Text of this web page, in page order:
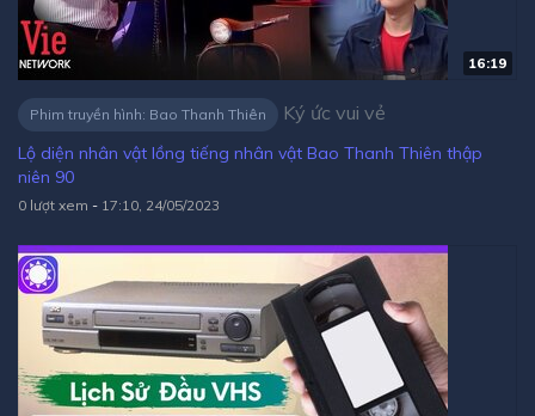
16:19
Phim truyền hình: Bao Thanh Thiên Ký ức vui vẻ
Lộ diện nhân vật lồng tiếng nhân vật Bao Thanh Thiên thập
niên 90
0 lượt xem - 17:10, 24/05/2023